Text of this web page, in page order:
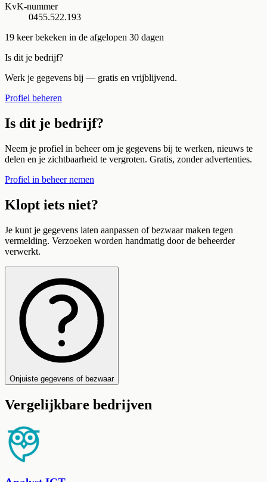
KvK-nummer
0455.522.193
19 keer bekeken in de afgelopen 30 dagen
Is dit je bedrijf?
Werk je gegevens bij — gratis en vrijblijvend.
Profiel beheren
Is dit je bedrijf?
Neem je profiel in beheer om je gegevens bij te werken, nieuws te
delen en je zichtbaarheid te vergroten. Gratis, zonder advertenties.
Profiel in beheer nemen
Klopt iets niet?
Je kunt je gegevens laten aanpassen of bezwaar maken tegen
vermelding. Verzoeken worden handmatig door de beheerder
verwerkt.
Onjuiste gegevens of bezwaar
Vergelijkbare bedrijven